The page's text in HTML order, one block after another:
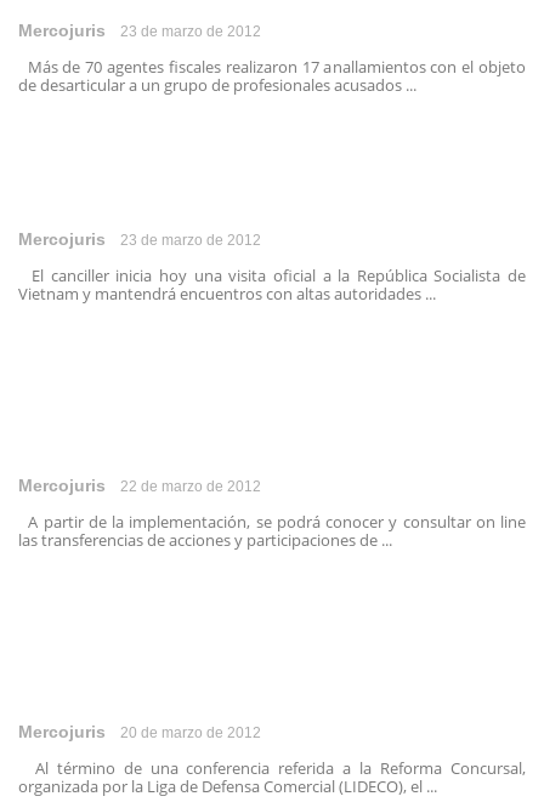
Mercojuris 23 de marzo de 2012
Más de 70 agentes fiscales realizaron 17 anallamientos con el objeto
de desarticular a un grupo de profesionales acusados ...
Mercojuris 23 de marzo de 2012
El canciller inicia hoy una visita oficial a la República Socialista de
Vietnam y mantendrá encuentros con altas autoridades ...
Mercojuris 22 de marzo de 2012
A partir de la implementación, se podrá conocer y consultar on line
las transferencias de acciones y participaciones de ...
Mercojuris 20 de marzo de 2012
Al término de una conferencia referida a la Reforma Concursal,
organizada por la Liga de Defensa Comercial (LIDECO), el ...